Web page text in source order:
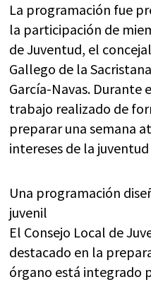
La programación fue
la participación de
de Juventud, el
Gallego de la
García-Navas. Durante
trabajo realizado de
preparar una semana
intereses de la
Una programación
juvenil
El Consejo Local de
destacado en la
órgano está integrado